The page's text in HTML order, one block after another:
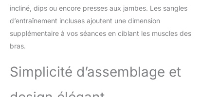
incliné, dips ou encore presses aux jambes. Les sangles
d’entraînement incluses ajoutent une dimension
supplémentaire à vos séances en ciblant les muscles des
bras.
Simplicité d’assemblage et